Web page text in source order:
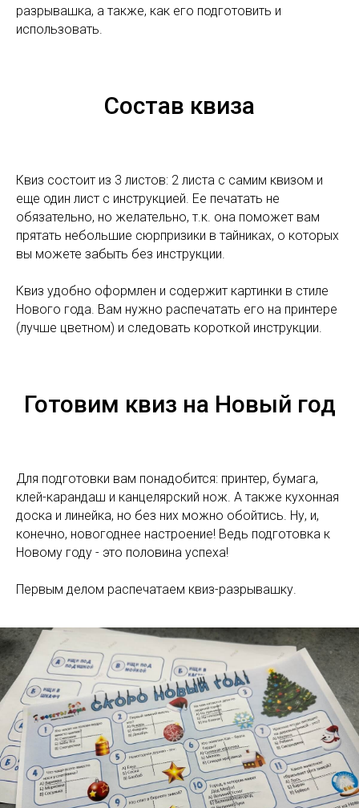
разрывашка, а также, как его подготовить и
использовать.
Состав квиза
Квиз состоит из 3 листов: 2 листа с самим квизом и
еще один лист с инструкцией. Ее печатать не
обязательно, но желательно, т.к. она поможет вам
прятать небольшие сюрпризики в тайниках, о которых
вы можете забыть без инструкции.
Квиз удобно оформлен и содержит картинки в стиле
Нового года. Вам нужно распечатать его на принтере
(лучше цветном) и следовать короткой инструкции.
Готовим квиз на Новый год
Для подготовки вам понадобится: принтер, бумага,
клей-карандаш и канцелярский нож. А также кухонная
доска и линейка, но без них можно обойтись. Ну, и,
конечно, новогоднее настроение! Ведь подготовка к
Новому году - это половина успеха!
Первым делом распечатаем квиз-разрывашку.